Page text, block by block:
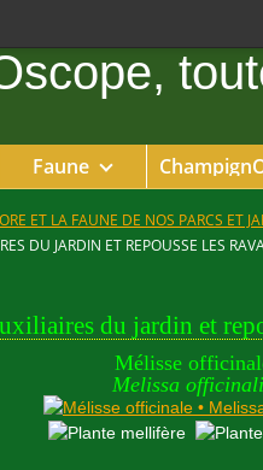
Faune
ET LA FAUNE DE NOS PARCS ET
DU JARDIN ET REPOUSSE LES
du jardin et
Mélisse
Melissa